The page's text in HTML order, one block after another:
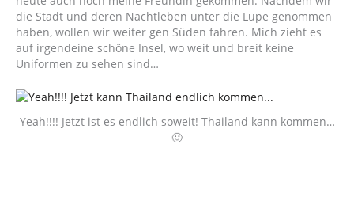
die Stadt und deren Nachtleben unter die Lupe genommen
haben, wollen wir weiter gen Süden fahren. Mich zieht es
auf irgendeine schöne Insel, wo weit und breit keine
Uniformen zu sehen sind…
Yeah!!!! Jetzt ist es endlich soweit! Thailand kann kommen…
🙂